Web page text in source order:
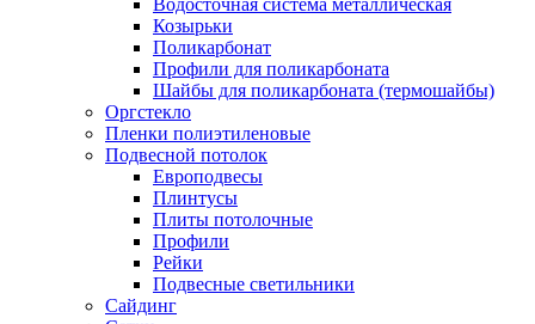
Водосточная система металлическая
Козырьки
Поликарбонат
Профили для поликарбоната
Шайбы для поликарбоната (термошайбы)
Оргстекло
Пленки полиэтиленовые
Подвесной потолок
Европодвесы
Плинтусы
Плиты потолочные
Профили
Рейки
Подвесные светильники
Сайдинг